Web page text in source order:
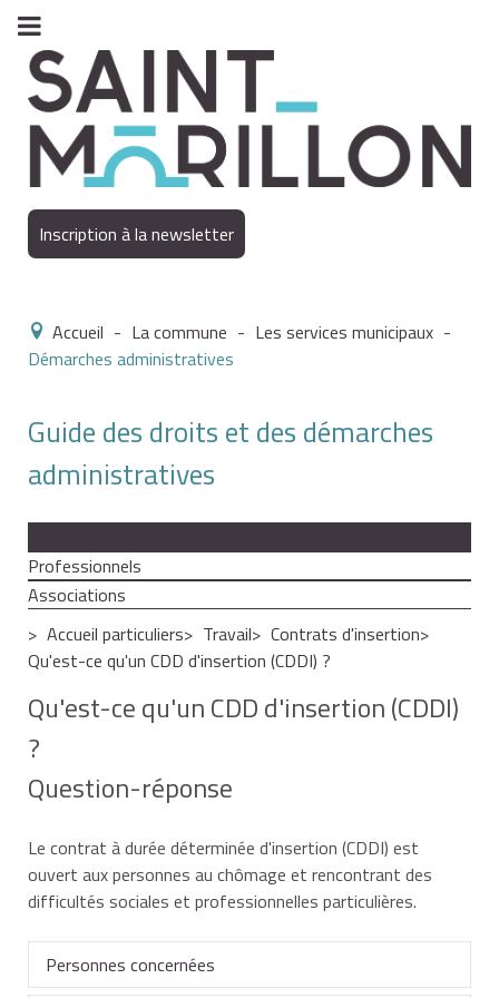
Inscription à la newsletter
Accueil - La commune - Les services municipaux -
Démarches administratives
Guide des droits et des démarches
administratives
Professionnels
Associations
Accueil particuliers
Travail
Contrats d'insertion
Qu'est-ce qu'un CDD d'insertion (CDDI) ?
Qu'est-ce qu'un CDD d'insertion (CDDI)
?
Question-réponse
Le contrat à durée déterminée d'insertion (CDDI) est
ouvert aux personnes au chômage et rencontrant des
difficultés sociales et professionnelles particulières.
Personnes concernées